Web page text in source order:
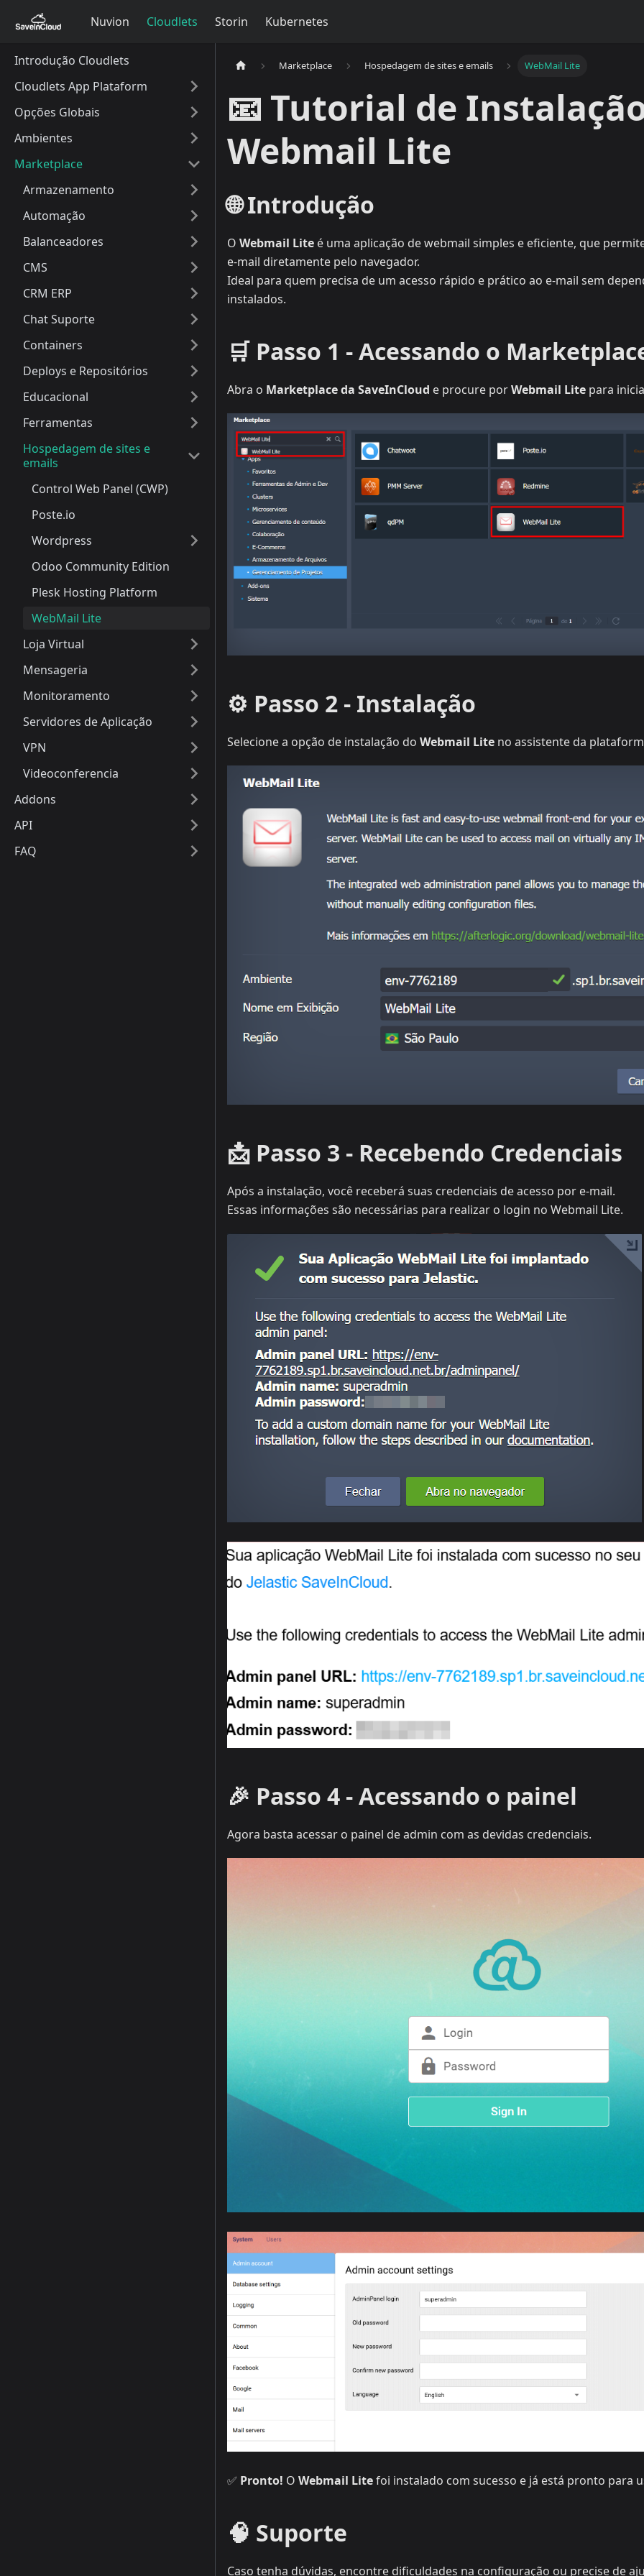
Nuvion Cloudlets Storin Kubernetes
Introdução Cloudlets
Cloudlets App Plataform
Opções Globais
Ambientes
Marketplace
Armazenamento
Automação
Balanceadores
CMS
CRM ERP
Chat Suporte
Containers
Deploys e Repositórios
Educacional
Ferramentas
Hospedagem de sites e
emails
Control Web Panel (CWP)
Poste.io
Wordpress
Odoo Community Edition
Plesk Hosting Platform
WebMail Lite
Loja Virtual
Mensageria
Monitoramento
Servidores de Aplicação
VPN
Videoconferencia
Addons
API
FAQ
Marketplace Hospedagem de sites e emails WebMail Lite
📧 Tutorial de
Webmail Lite
🌐Introdução
O Webmail Lite é uma aplicação de webmail simples e eficiente, que
e-mail diretamente pelo navegador.
Ideal para quem precisa de um acesso rápido e prático ao e-mail sem
instalados.
🛒 Passo 1 - Acessando o
Abra o Marketplace da SaveInCloud e procure porWebmail Lite para
⚙️ Passo 2 - Instalação
Selecione a opção de instalação do Webmail Lite no assistente da
📩 Passo 3 - Recebendo Credenciais
Após a instalação, você receberá suas credenciais de acesso por e-mail.
Essas informações são necessárias para realizar o login no Webmail Lite.
🎉 Passo 4 - Acessando o painel
Agora basta acessar o painel de admin com as devidas credenciais.
✅ Pronto! O Webmail Litefoi instalado com sucesso e já está pronto para
🧠 Suporte
Caso tenha dúvidas, encontre dificuldades na configuração ou precise de